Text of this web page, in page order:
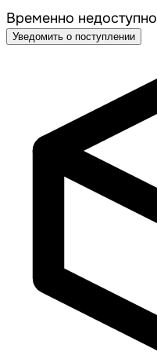
Временно недоступно
Уведомить о поступлении